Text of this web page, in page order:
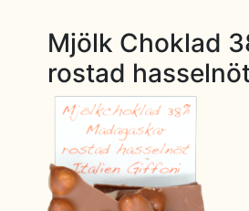
Mjölk Choklad
rostad